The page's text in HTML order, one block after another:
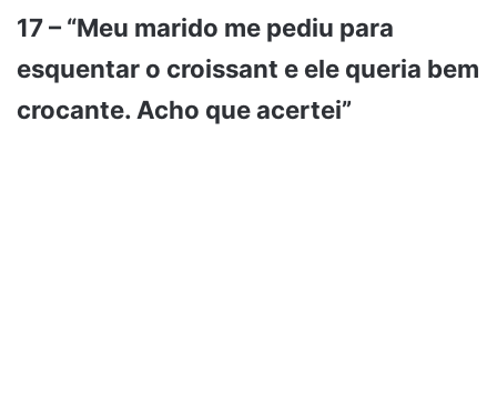
17 – “Meu marido me pediu para
esquentar o croissant e ele queria bem
crocante. Acho que acertei”